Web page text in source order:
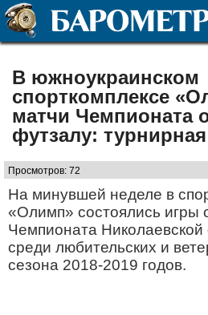
В южноукраинском
спорткомплексе
матчи Чемпионата
футзалу:
Просмотров: 72
На минувшей неделе в
«Олимп» состоялись игры
Чемпионата
среди любительских и
сезона 2018-2019 годов.